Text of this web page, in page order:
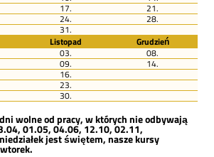
17. 21.
24. 28.
31.
Listopad
Grudzień
03. 08.
09. 14.
16.
23.
30.
wolne od pracy, w których nie odbywają
01.05, 04.06, 12.10, 02.11,
jest świętem, nasze kursy